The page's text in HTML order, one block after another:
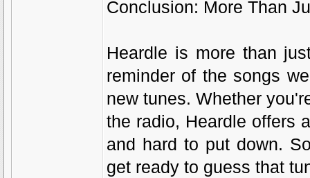
Conclusion: More Than
Heardle is more than
reminder of the songs
new tunes. Whether
the radio, Heardle offers
and hard to put down.
get ready to guess that